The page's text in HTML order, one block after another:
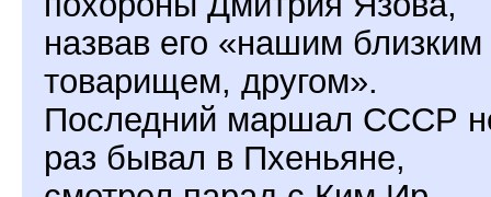
назвав его «нашим близким
товарищем, другом».
Последний маршал СССР
раз бывал в Пхеньяне,